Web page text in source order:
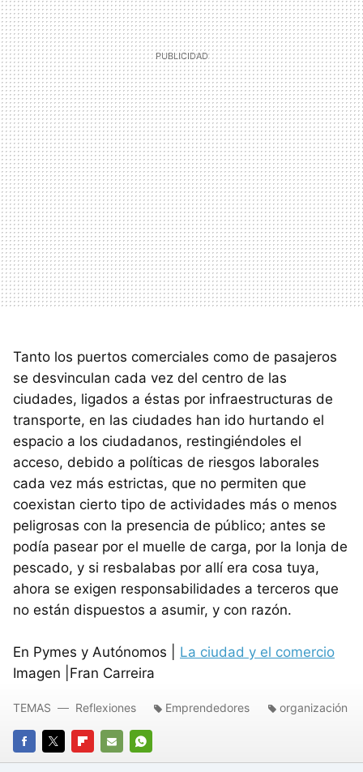
Tanto los puertos comerciales como de pasajeros
se desvinculan cada vez del centro de las
ciudades, ligados a éstas por infraestructuras de
transporte, en las ciudades han ido hurtando el
espacio a los ciudadanos, restingiéndoles el
acceso, debido a políticas de riesgos laborales
cada vez más estrictas, que no permiten que
coexistan cierto tipo de actividades más o menos
peligrosas con la presencia de público; antes se
podía pasear por el muelle de carga, por la lonja de
pescado, y si resbalabas por allí era cosa tuya,
ahora se exigen responsabilidades a terceros que
no están dispuestos a asumir, y con razón.
En Pymes y Autónomos | La ciudad y el comercio
Imagen |Fran Carreira
FACEBOOK
TWITTERFLIPBOARD
E-
WHATSAPP
TEMAS Reflexiones Emprendedores organización